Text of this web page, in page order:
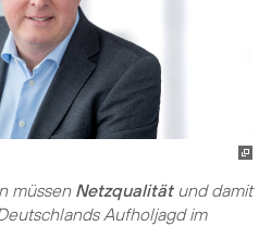
müssen Netzqualitätund damit
Aufholjagd im